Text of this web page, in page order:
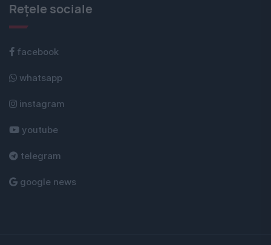
Rețele sociale
facebook
whatsapp
instagram
youtube
telegram
google news